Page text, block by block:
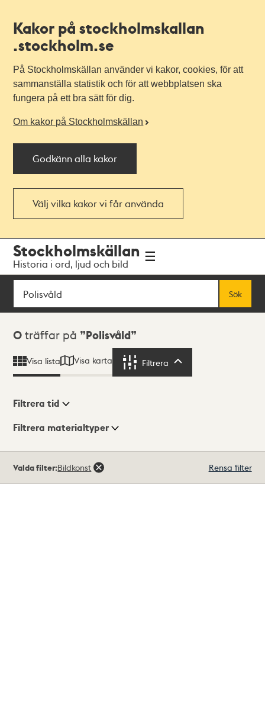
Kakor på stockholmskallan
.stockholm.se
På Stockholmskällan använder vi kakor, cookies, för att
sammanställa statistik och för att webbplatsen ska
fungera på ett bra sätt för dig.
Om kakor på Stockholmskällan
Godkänn alla kakor
Välj vilka kakor vi får använda
navigationen
huvudinnehållet
Stockholmskällan
Historia i ord, ljud och bild
Sök
Sök
Sökresultat
0 träffar på Polisvåld
Visa lista Visa karta Filtrera
Visningsläge
Filtrera tid
Filtrera materialtyper
träffar
Valda filter:Bildkonst Rensa filter